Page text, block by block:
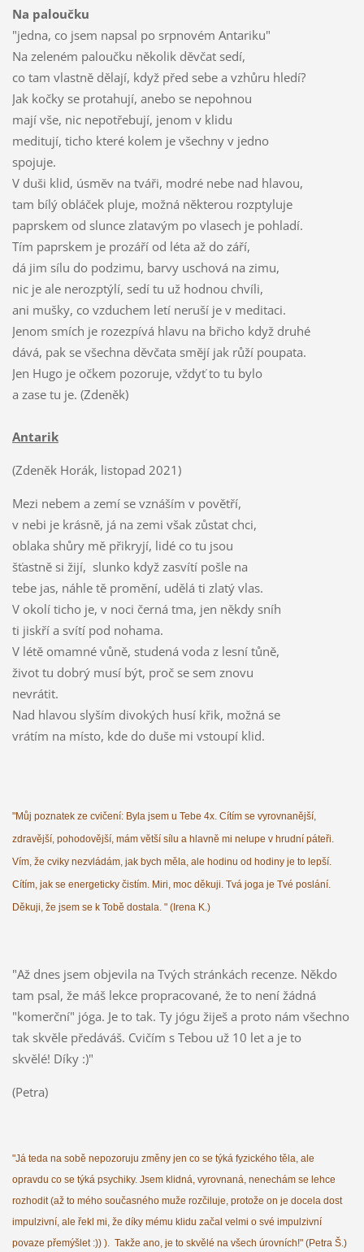
Na paloučku
"jedna, co jsem napsal po srpnovém Antariku"
Na zeleném paloučku několik děvčat sedí,
co tam vlastně dělají, když před sebe a vzhůru hledí?
Jak kočky se protahují, anebo se nepohnou
mají vše, nic nepotřebují, jenom v klidu
meditují, ticho které kolem je všechny v jedno
spojuje.
V duši klid, úsměv na tváři, modré nebe nad hlavou,
tam bílý obláček pluje, možná některou rozptyluje
paprskem od slunce zlatavým po vlasech je pohladí.
Tím paprskem je prozáří od léta až do září,
dá jim sílu do podzimu, barvy uschová na zimu,
nic je ale nerozptýlí, sedí tu už hodnou chvíli,
ani mušky, co vzduchem letí neruší je v meditaci.
Jenom smích je rozezpívá hlavu na břicho když druhé
dává, pak se všechna děvčata smějí jak růží poupata.
Jen Hugo je očkem pozoruje, vždyť to tu bylo
a zase tu je. (Zdeněk)
Antarik
(Zdeněk Horák, listopad 2021)
Mezi nebem a zemí se vznáším v povětří,
v nebi je krásně, já na zemi však zůstat chci,
oblaka shůry mě přikryjí, lidé co tu jsou
šťastně si žijí, slunko když zasvítí pošle na
tebe jas, náhle tě promění, udělá ti zlatý vlas.
V okolí ticho je, v noci černá tma, jen někdy sníh
ti jiskří a svítí pod nohama.
V létě omamné vůně, studená voda z lesní tůně,
život tu dobrý musí být, proč se sem znovu
nevrátit.
Nad hlavou slyším divokých husí křik, možná se
vrátím na místo, kde do duše mi vstoupí klid.
"Můj poznatek ze cvičení: Byla jsem u Tebe 4x. Cítím se vyrovnanější,
zdravější, pohodovější, mám větší sílu a hlavně mi nelupe v hrudní páteři.
Vím, že cviky nezvládám, jak bych měla, ale hodinu od hodiny je to lepší.
Cítím, jak se energeticky čistím. Miri, moc děkuji. Tvá joga je Tvé poslání.
Děkuji, že jsem se k Tobě dostala. " (Irena K.)
"Až dnes jsem objevila na Tvých stránkách recenze. Někdo
tam psal, že máš lekce propracované, že to není žádná
"komerční" jóga. Je to tak. Ty jógu žiješ a proto nám všechno
tak skvěle předáváš. Cvičím s Tebou už 10 let a je to
skvělé! Díky :)"
(Petra)
"Já teda na sobě nepozoruju změny jen co se týká fyzického těla, ale
opravdu co se týká psychiky. Jsem klidná, vyrovnaná, nenechám se lehce
rozhodit (až to mého současného muže rozčiluje, protože on je docela dost
impulzivní, ale řekl mi, že díky mému klidu začal velmi o své impulzivní
povaze přemýšlet :)) ). Takže ano, je to skvělé na všech úrovních!" (Petra Š.)